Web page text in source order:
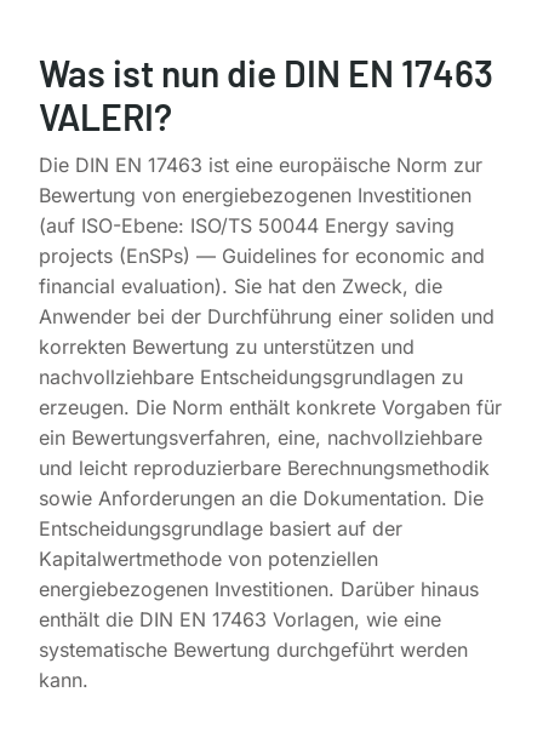
Was ist nun die DIN EN 17463
VALERI?
Die DIN EN 17463 ist eine europäische Norm zur
Bewertung von energiebezogenen Investitionen
(auf ISO-Ebene: ISO/TS 50044 Energy saving
projects (EnSPs) — Guidelines for economic and
financial evaluation). Sie hat den Zweck, die
Anwender bei der Durchführung einer soliden und
korrekten Bewertung zu unterstützen und
nachvollziehbare Entscheidungsgrundlagen zu
erzeugen. Die Norm enthält konkrete Vorgaben für
ein Bewertungsverfahren, eine, nachvollziehbare
und leicht reproduzierbare Berechnungsmethodik
sowie Anforderungen an die Dokumentation. Die
Entscheidungsgrundlage basiert auf der
Kapitalwertmethode von potenziellen
energiebezogenen Investitionen. Darüber hinaus
enthält die DIN EN 17463 Vorlagen, wie eine
systematische Bewertung durchgeführt werden
kann.